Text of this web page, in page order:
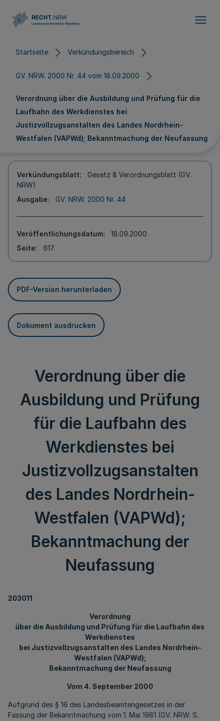
Startseite Verkündungsbereich
GV. NRW. 2000 Nr. 44 vom 18.09.2000
Verordnung über die Ausbildung und Prüfung für die
Laufbahn des Werkdienstes bei
Justizvollzugsanstalten des Landes Nordrhein-
Westfalen (VAPWd); Bekanntmachung der Neufassung
Verkündungsblatt
Gesetz & Verordnungsblatt (GV.
NRW)
Ausgabe
GV. NRW. 2000 Nr. 44
Veröffentlichungsdatum
18.09.2000
Seite
617
PDF-Version herunterladen
Dokument ausdrucken
Verordnung über die
Ausbildung und Prüfung
für die Laufbahn des
Werkdienstes bei
Justizvollzugsanstalten
des Landes Nordrhein-
Westfalen (VAPWd);
Bekanntmachung der
Neufassung
203011
Verordnung
über die Ausbildung und Prüfung für die Laufbahn des
Werkdienstes
bei Justizvollzugsanstalten des Landes Nordrhein-
Westfalen (VAPWd);
Bekanntmachung der Neufassung
Vom 4. September 2000
Aufgrund des § 16 des Landesbeamtengesetzes in der
Fassung der Bekanntmachung vom 1. Mai 1981 (GV. NRW. S.